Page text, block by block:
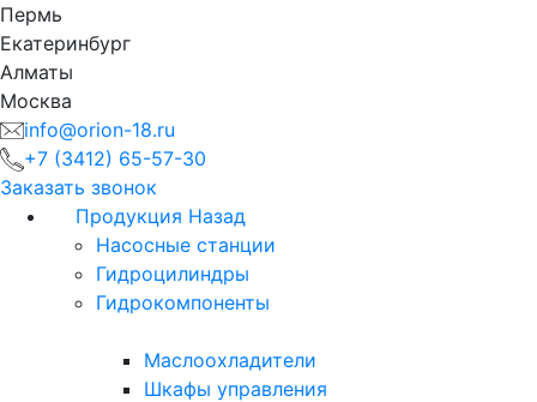
Пермь
Екатеринбург
Алматы
Москва
info@orion-18.ru
+7 (3412) 65-57-30
Заказать звонок
Продукция Назад
Насосные станции
Гидроцилиндры
Гидрокомпоненты
Маслоохладители
Шкафы управления